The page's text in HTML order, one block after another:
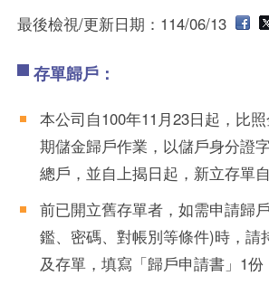
最後檢視/更新日期：114/06/13
存單歸戶：
本公司自100年11月23日起，比
期儲金歸戶作業，以儲戶身分證
總戶，並自上揭日起，新立存單自
前已開立舊存單者，如需申請歸
鑑、密碼、對帳別等條件)時，請
及存單，填寫「歸戶申請書」1份